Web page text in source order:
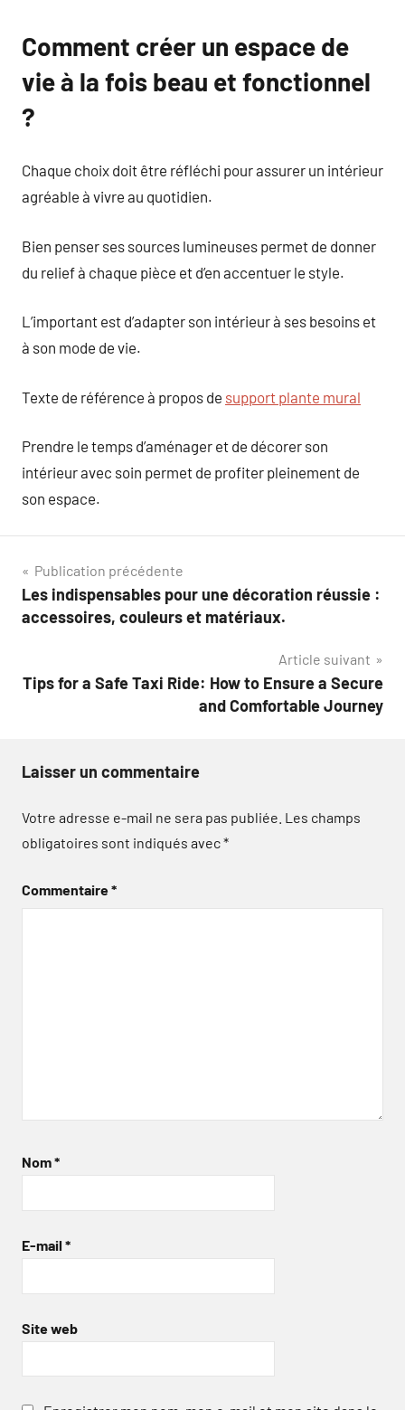
Comment créer un espace de
vie à la fois beau et fonctionnel
?
Chaque choix doit être réfléchi pour assurer un intérieur
agréable à vivre au quotidien.
Bien penser ses sources lumineuses permet de donner
du relief à chaque pièce et d’en accentuer le style.
L’important est d’adapter son intérieur à ses besoins et
à son mode de vie.
Texte de référence à propos de support plante mural
Prendre le temps d’aménager et de décorer son
intérieur avec soin permet de profiter pleinement de
son espace.
Navigation
de
Publication précédente
Les indispensables pour une décoration réussie :
accessoires, couleurs et matériaux.
Article suivant
Tips for a Safe Taxi Ride: How to Ensure a Secure
and Comfortable Journey
Laisser un commentaire
Votre adresse e-mail ne sera pas publiée. Les champs
obligatoires sont indiqués avec*
Commentaire*
Nom*
E-mail *
Site web